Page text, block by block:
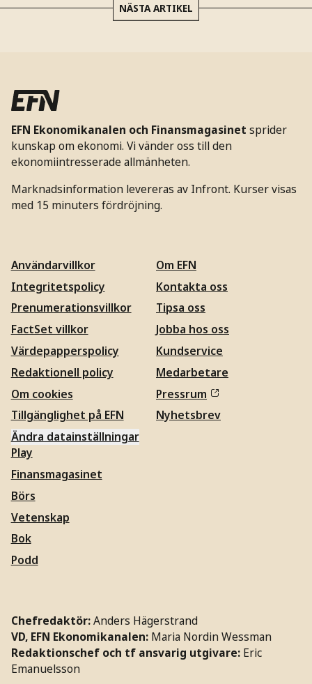
NÄSTA ARTIKEL
EFN Ekonomikanalen och Finansmagasinet sprider
kunskap om ekonomi. Vi vänder oss till den
ekonomiintresserade allmänheten.
Marknadsinformation levereras av Infront. Kurser visas
med 15 minuters fördröjning.
Användarvillkor
Integritetspolicy
Prenumerationsvillkor
FactSet villkor
Värdepapperspolicy
Redaktionell policy
Om cookies
Tillgänglighet på EFN
Ändra datainställningar
Om EFN
Kontakta oss
Tipsa oss
Jobba hos oss
Kundservice
Medarbetare
Pressrum
Nyhetsbrev
Play
Finansmagasinet
Börs
Vetenskap
Bok
Podd
Chefredaktör:Anders Hägerstrand
VD, EFN Ekonomikanalen: Maria Nordin Wessman
Redaktionschef och tf ansvarig utgivare: Eric
Emanuelsson